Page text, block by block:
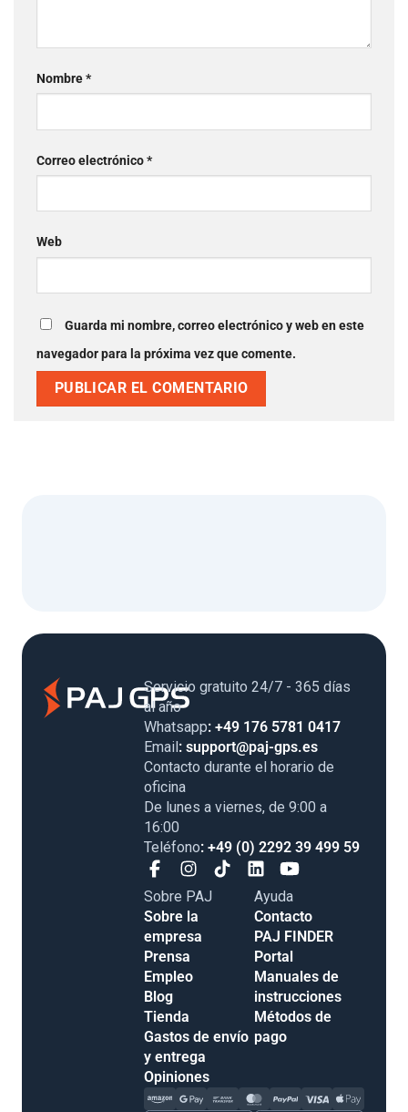
Nombre*
Correo electrónico*
Web
Guarda mi nombre, correo electrónico y web en este
navegador para la próxima vez que comente.
Servicio gratuito 24/7 - 365 días
al año
Whatsapp: +49 176 5781 0417
Email: support@paj-gps.es
Contacto durante el horario de
oficina
De lunes a viernes, de 9:00 a
16:00
Teléfono: +49 (0) 2292 39 499 59
Sobre PAJ
Sobre la
empresa
Prensa
Empleo
Blog
Tienda
Gastos de envío
y entrega
Opiniones
Ayuda
Contacto
PAJ FINDER
Portal
Manuales de
instrucciones
Métodos de
pago